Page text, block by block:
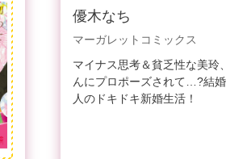
優木なち
マーガレットコミックス
マイナス思考＆貧乏性な美玲
んにプロポーズされて…?結
人のドキドキ新婚生活！